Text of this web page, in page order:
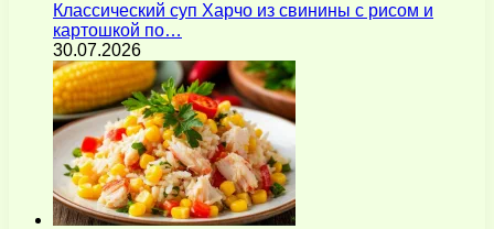
Классический суп Харчо из свинины с рисом и
картошкой по…
30.07.2026